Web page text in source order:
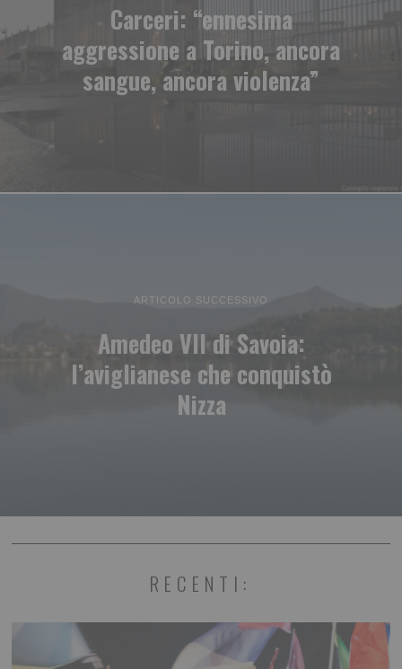
Carceri: “ennesima
aggressione a Torino, ancora
sangue, ancora violenza”
ARTICOLO SUCCESSIVO
Amedeo VII di Savoia:
l’aviglianese che conquistò
Nizza
RECENTI: